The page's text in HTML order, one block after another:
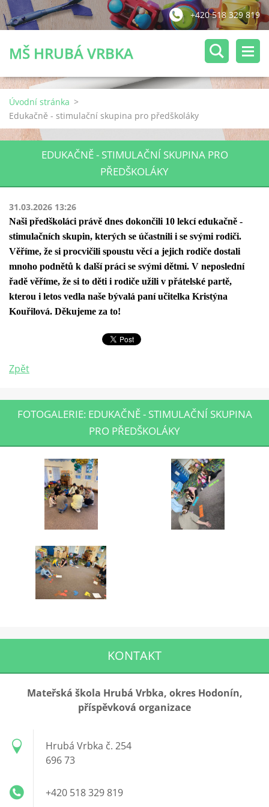
+420 518 329 819
MŠ HRUBÁ VRBKA
Úvodní stránka >
Edukačně - stimulační skupina pro předškoláky
EDUKAČNĚ - STIMULAČNÍ SKUPINA PRO
PŘEDŠKOLÁKY
31.03.2026 13:26
Naši předškoláci právě dnes dokončili 10 lekcí edukačně -
stimulačních skupin, kterých se účastnili i se svými rodiči.
Věříme, že si procvičili spoustu věcí a jejich rodiče dostali
mnoho podnětů k další práci se svými dětmi. V neposlední
řadě věříme, že si to děti i rodiče užili v přátelské partě,
kterou i letos vedla naše bývalá paní učitelka Kristýna
Kouřilová. Děkujeme za to!
Zpět
FOTOGALERIE: EDUKAČNĚ - STIMULAČNÍ SKUPINA
PRO PŘEDŠKOLÁKY
KONTAKT
Mateřská škola Hrubá Vrbka, okres Hodonín,
příspěvková organizace
Hrubá Vrbka č. 254
696 73
+420 518 329 819